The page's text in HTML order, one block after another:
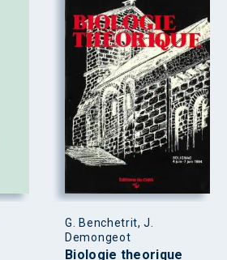
G. Benchetrit, J.
Demongeot
Biologie theorique